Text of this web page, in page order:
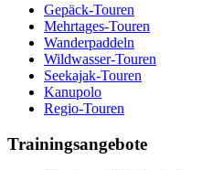
Gepäck-Touren
Mehrtages-Touren
Wanderpaddeln
Wildwasser-Touren
Seekajak-Touren
Kanupolo
Regio-Touren
Trainingsangebote